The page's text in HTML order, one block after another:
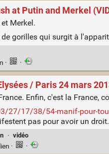
at Putin and Merkel
Merkel.
gorilles qui surgit à
· ·
/ Paris 24 mars
Enfin, c'est la France,
27/17/38/54-manif-pour-
pas pour avoir un
· vidéo
· ·